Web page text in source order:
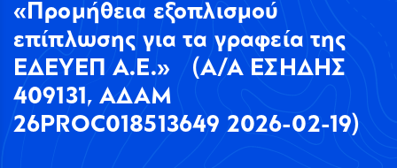
«Προμήθεια εξοπλισμού
επίπλωσης για τα γραφεία της
ΕΔΕΥΕΠ Α.Ε.» (Α/Α ΕΣΗΔΗΣ
409131, ΑΔΑΜ
26PROC018513649 2026-02-19)